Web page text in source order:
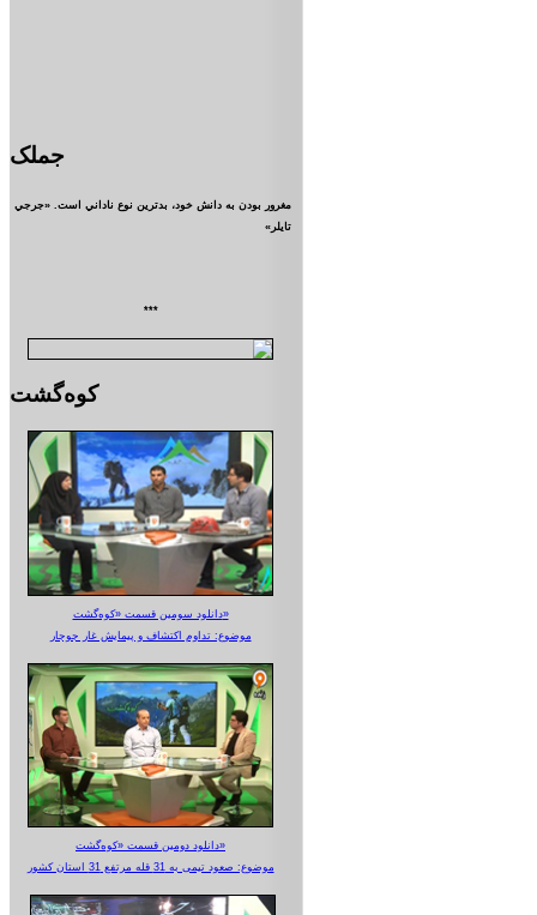
جملک
مغرور بودن به دانش خود، بدترين نوع ناداني است. «جرجي
تايلر»
***
کوه‌گشت
دانلود سومین قسمت «کوه‌گشت»
موضوع: تداوم اکتشاف و پیمایش غار جوجار
دانلود دومین قسمت «کوه‌گشت»
موضوع: صعود تیمی به 31 قله مرتفع 31 استان کشور